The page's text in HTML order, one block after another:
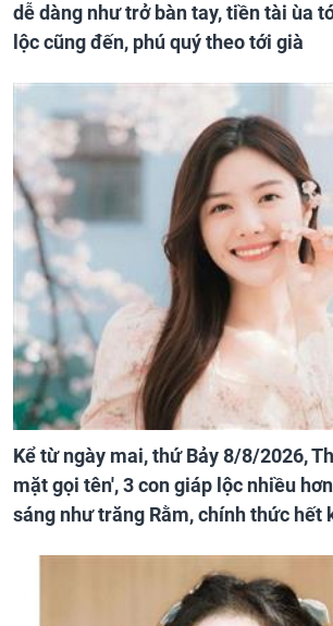
dễ dàng như trở bàn tay, tiền tài ùa
lộc cũng đến, phú quý theo tới già
Kể từ ngày mai, thứ Bảy 8/8/2026,
mặt gọi tên', 3 con giáp lộc nhiều
sáng như trăng Rằm, chính thức hết